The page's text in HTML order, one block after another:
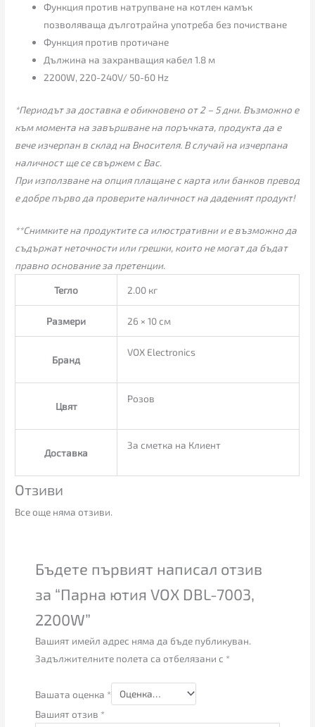
Функция против натрупване на котлен камък
позволяваща дълготрайна употреба без почистване
Функция против протичане
Дължина на захранващия кабел 1.8 м
2200W, 220-240V/ 50-60 Hz
*Периодът за доставка е обикновено от 2 – 5 дни. Възможно е
към момента на завършване на поръчката, продукта да е
вече изчерпан в склад на Вносителя. В случай на изчерпана
наличност ще се свържем с Вас.
При използване на опция плащане с карта или банков превод
е добре първо да проверите наличност на даденият продукт!
**Снимките на продуктите са илюстративни и е възможно да
съдържат неточности или грешки, които не могат да бъдат
правно основание за претенции.
Тегло 2.00 кг
Размери 26 × 10 см
Бранд
VOX Electronics
Цвят
Розов
Доставка
За сметка на Клиент
Отзиви
Все още няма отзиви.
Бъдете първият написал отзив
за “Парна ютия VOX DBL-7003,
2200W”
Вашият имейл адрес няма да бъде публикуван.
Задължителните полета са отбелязани с *
Вашата оценка *
Вашият отзив *